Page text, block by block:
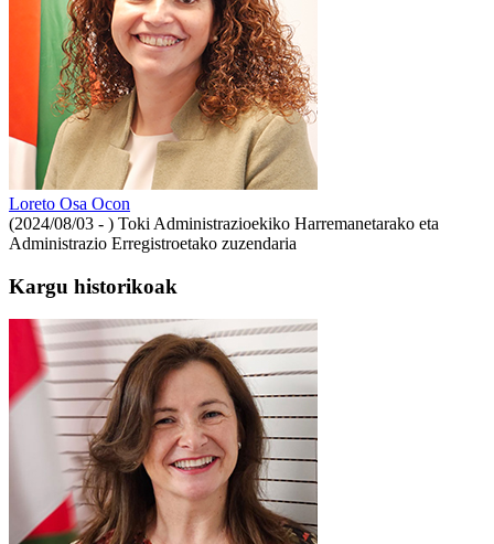
Loreto Osa Ocon
(2024/08/03 - ) Toki Administrazioekiko Harremanetarako eta
Administrazio Erregistroetako zuzendaria
Kargu historikoak